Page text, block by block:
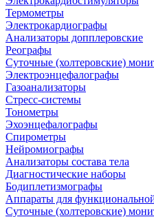
Термометры
Электрокардиографы
Анализаторы допплеровские
Реографы
Суточные (холтеровские)
Электроэнцефалографы
Газоанализаторы
Стресс-системы
Тонометры
Эхоэнцефалографы
Спирометры
Нейромиографы
Анализаторы состава тела
Диагностические наборы
Бодиплетизмографы
Аппараты для
Суточные (холтеровские)